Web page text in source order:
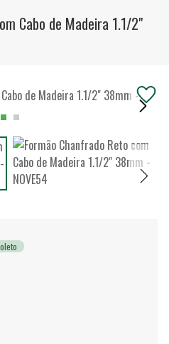
Cabo de Madeira 1.1/2"